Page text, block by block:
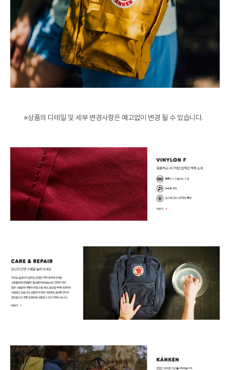
※상품의 디테일 및 세부 변경사항은 예고없이 변경 될 수 있습니다.